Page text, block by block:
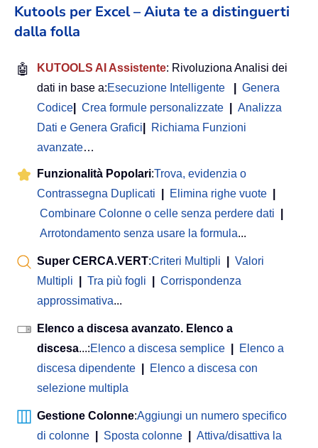
Kutools per Excel – Aiuta te a distinguerti
dalla folla
🤖 KUTOOLS AI Assistente: Rivoluziona Analisi dei
dati in base a:Esecuzione Intelligente
Genera
Codice
Crea formule personalizzate
Analizza
Dati e Genera Grafici
Richiama Funzioni
avanzate…
Funzionalità Popolari:Trova, evidenzia o
Contrassegna Duplicati
Elimina righe vuote
Combinare Colonne o celle senza perdere dati
Arrotondamento senza usare la formula...
Super CERCA.VERT:Criteri Multipli
Valori
Multipli
Tra più fogli
Corrispondenza
approssimativa...
Elenco a discesa avanzato. Elenco a
discesa...:Elenco a discesa semplice
Elenco a
discesa dipendente
Elenco a discesa con
selezione multipla
Gestione Colonne:Aggiungi un numero specifico
di colonne
Sposta colonne
Attiva/disattiva la